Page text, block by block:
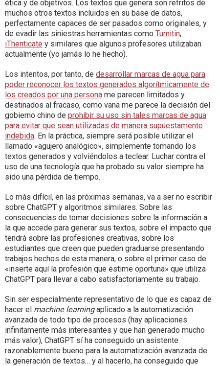
ética y de objetivos. Los textos que genera son refritos de
muchos otros textos incluidos en su base de datos,
perfectamente capaces de ser pasados como originales, y
de evadir las siniestras herramientas como Turnitin,
iThenticate y similares que algunos profesores utilizaban
actualmente (yo jamás lo he hecho).
Los intentos, por tanto, de desarrollar marcas de agua para
poder reconocer los textos generados algorítmicamente de
los creados por una persona me parecen limitados y
destinados al fracaso, como vana me parece la decisión del
gobierno chino de prohibir su uso sin tales marcas de agua
para evitar que sean utilizadas de manera supuestamente
indebida. En la práctica, siempre será posible utilizar el
llamado «agujero analógico», simplemente tomando los
textos generados y volviéndolos a teclear. Luchar contra el
uso de una tecnología que ha probado su valor siempre ha
sido una pérdida de tiempo.
Lo más difícil, en las próximas semanas, va a ser no escribir
sobre ChatGPT y algoritmos similares. Sobre las
consecuencias de tomar decisiones sobre la información a
la que accede para generar sus textos, sobre el impacto que
tendrá sobre las profesiones creativas, sobre los
estudiantes que creen que pueden graduarse presentando
trabajos hechos de esta manera, o sobre el primer caso de
«inserte aquí la profesión que estime oportuna» que utiliza
ChatGPT para llevar a cabo satisfactoriamente su trabajo.
Sin ser especialmente representativo de lo que es capaz de
hacer el machine learningaplicado a la automatización
avanzada de todo tipo de procesos (hay aplicaciones
infinitamente más interesantes y que han generado mucho
más valor), ChatGPT sí ha conseguido un asistente
razonablemente bueno para la automatización avanzada de
la generación de textos… y al hacerlo, ha conseguido que